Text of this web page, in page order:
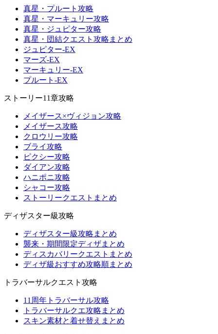
真星・プルート攻略
真星・マーキュリー攻略
真星・ジュピター攻略
真星・団結クエスト攻略まとめ
ジュピター-EX
マーズ-EX
マーキュリー-EX
プルート-EX
ストーリー11章攻略
メイザース×ヴィジョン攻略
メイザース攻略
クロウリー攻略
ブライ攻略
ピクシー攻略
ダイアン攻略
ハニポニ攻略
シャコー攻略
ストーリークエストまとめ
ディザスター級攻略
ディザスター級攻略まとめ
襲来・期間限定ディザまとめ
ディスカバリークエストまとめ
ディザ級おすすめ攻略順まとめ
トラバーサルクエスト攻略
11周年トラバーサル攻略
トラバーサルクエ攻略まとめ
スキン素材と着せ替えまとめ